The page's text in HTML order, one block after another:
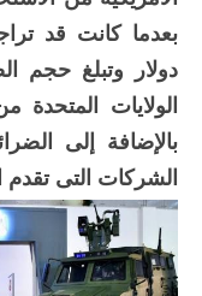
دولار وتبلغ حجم
بالإضافة إلى
الشركات التى تقدم